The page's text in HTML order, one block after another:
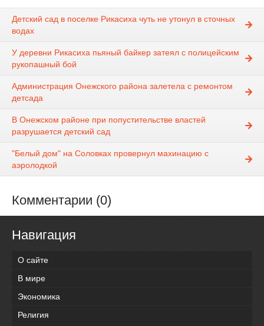
Детский сад в поселке Рикасиха чуть не утонул в сточных
водах
У деревни Рикасиха пьяный байкер затеял с полицейским
рукопашный бой
Администрация Онежского района залетела с ремонтом
детсада
В Онежском районе при попустительстве властей
разрушается детский сад
"Белый дом" на Соловках провернул махинацию с
аэролодкой
Комментарии (0)
Навигация
О сайте
В мире
Экономика
Религия